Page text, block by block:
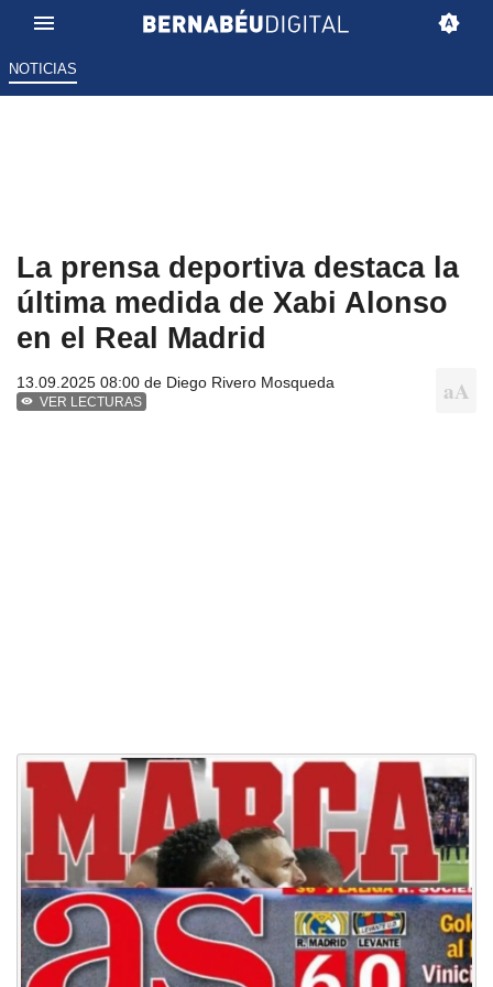
NOTICIAS
La prensa deportiva destaca la
última medida de Xabi Alonso
en el Real Madrid
13.09.2025 08:00 de Diego Rivero Mosqueda
VER LECTURAS